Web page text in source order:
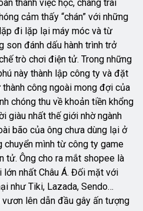
thành việc học, chàng trai
cảm thấy “chán” với những
đi lặp lại máy móc và từ
son đánh dấu hành trình trở
trò chơi điện tử. Trong những
này thành lập công ty và đặt
công ngoài mong đợi của
chóng thu về khoản tiền khổng
giàu nhất thế giới nhờ ngành
bão của ông chưa dùng lại ở
mình từ công ty game
tử. Ông cho ra mắt shopee là
nhất Châu Á. Đối mặt với
như Tiki, Lazada, Sendo…
lên dẫn đầu gây ấn tượng